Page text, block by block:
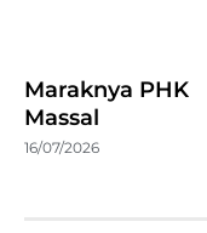
Maraknya PHK
Massal
16/07/2026